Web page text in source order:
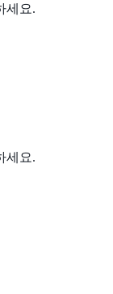
세요.
세요.